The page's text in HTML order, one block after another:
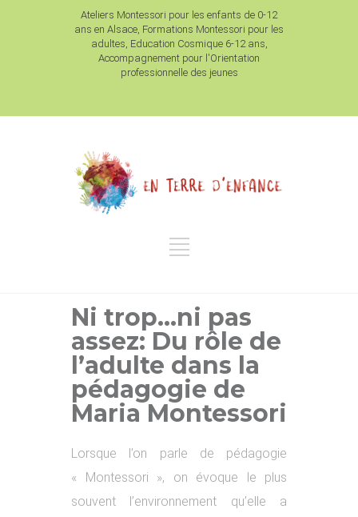
Ateliers Montessori pour les enfants de 0-12
ans en Alsace, Formations Montessori pour les
adultes, Education Cosmique 6-12 ans,
Accompagnement pour l'Orientation
professionnelle des jeunes
Ni trop…ni pas
assez: Du rôle de
l’adulte dans la
pédagogie de
Maria Montessori
Lorsque l’on parle de pédagogie
« Montessori », on évoque le plus
souvent l’environnement qu’elle a